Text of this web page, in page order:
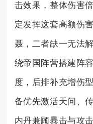
击效果，整体伤害
定发挥这套高额伤
聂，二者缺一无法
绕帝国阵营搭建阵
度，后排补充增伤
备优先激活天问、
内丹兼顾暴击与攻